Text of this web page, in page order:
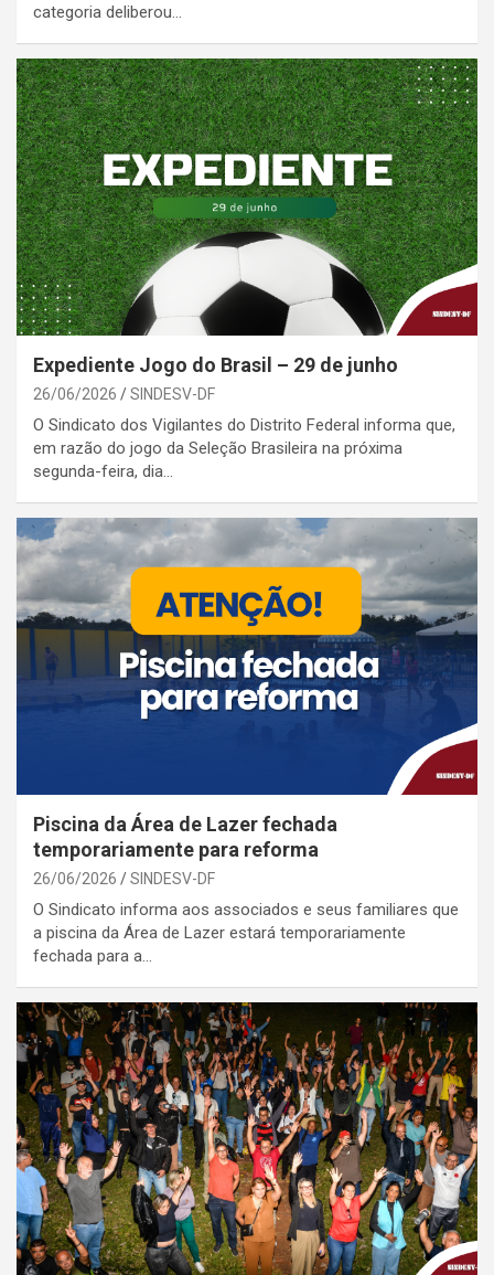
categoria deliberou…
Expediente Jogo do Brasil – 29 de junho
26/06/2026 SINDESV-DF
O Sindicato dos Vigilantes do Distrito Federal informa que,
em razão do jogo da Seleção Brasileira na próxima
segunda-feira, dia…
Piscina da Área de Lazer fechada
temporariamente para reforma
26/06/2026 SINDESV-DF
O Sindicato informa aos associados e seus familiares que
a piscina da Área de Lazer estará temporariamente
fechada para a…